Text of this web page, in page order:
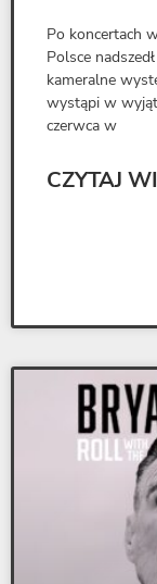
Po koncertach
Polsce
kameralne
wystąpi w
czerwca w
CZYTAJ